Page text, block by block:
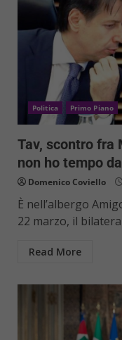
Politica Primo Piano
Tav, scontro fra
non ho tempo
Domenico Coviello
È nell’albergo
22 marzo, il
Read More